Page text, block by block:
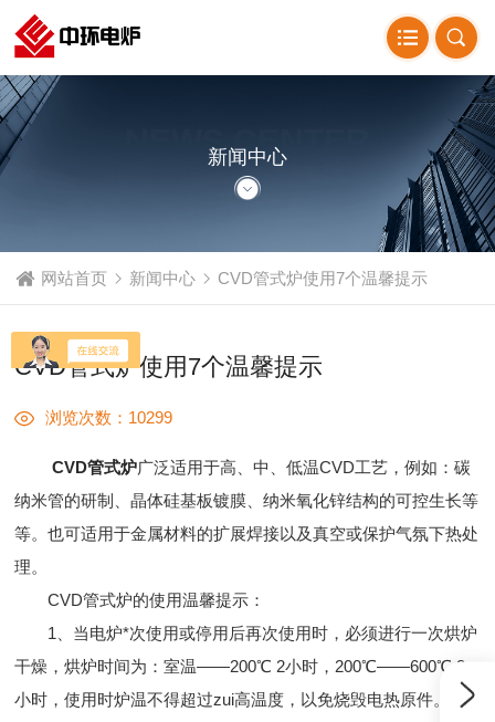
NEWS CENTER
新闻中心
网站首页 新闻中心 CVD管式炉使用7个温馨提示
CVD管式炉使用7个温馨提示
浏览次数：10299
CVD管式炉广泛适用于高、中、低温CVD工艺，例如：碳
纳米管的研制、晶体硅基板镀膜、纳米氧化锌结构的可控生长等
等。也可适用于金属材料的扩展焊接以及真空或保护气氛下热处
理。
CVD管式炉的使用温馨提示：
1、当电炉*次使用或停用后再次使用时，必须进行一次烘炉
干燥，烘炉时间为：室温――200℃ 2小时，200℃――600℃ 2
小时，使用时炉温不得超过zui高温度，以免烧毁电热原件。